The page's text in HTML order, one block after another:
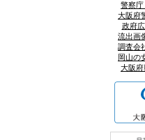
警察庁
大阪府
政府
流出画
調査会
岡山の
大阪